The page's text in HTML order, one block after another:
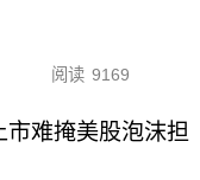
阅读 9169
难掩美股泡沫担